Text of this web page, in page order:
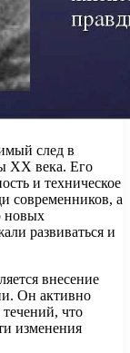
след в
XX века. Его
и техническое
современников, а
новых
развиваться и
внесение
Он активно
что
изменения